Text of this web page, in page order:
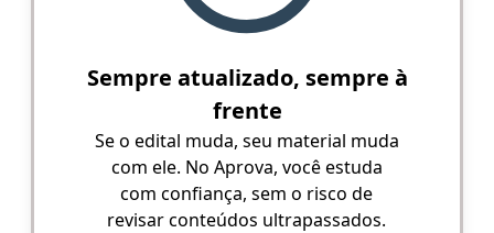
Sempre atualizado, sempre à
frente
Se o edital muda, seu material muda
com ele. No Aprova, você estuda
com confiança, sem o risco de
revisar conteúdos ultrapassados.